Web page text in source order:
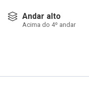
Andar alto
Acima do 4º andar